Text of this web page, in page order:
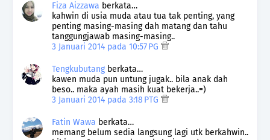
Fiza Aizzawa berkata…
kahwin di usia muda atau tua tak penting, yang
penting masing-masing dah matang dan tahu
tanggungjawab masing-masing..
3 Januari 2014 pada 10:57 PG
Tengkubutang berkata…
kawen muda pun untung jugak.. bila anak dah
beso.. maka ayah masih kuat bekerja..=)
3 Januari 2014 pada 3:18 PTG
Fatin Wawa berkata…
memang belum sedia langsung lagi utk berkahwin..